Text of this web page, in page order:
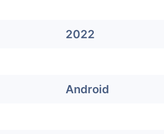
2022
Android